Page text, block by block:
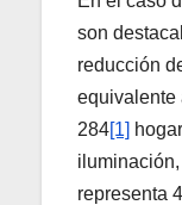
son
reducción
equivalente
284[1]
representa